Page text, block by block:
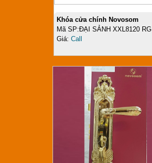
Khóa cửa chính Novosom
Mã SP:ĐẠI SẢNH XXL8120 RG
Giá:Call